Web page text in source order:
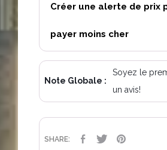
Créer une alerte de prix
payer moins cher
Note Globale :
Soyez le
un avis!
SHARE: PARTAGER
TWEET